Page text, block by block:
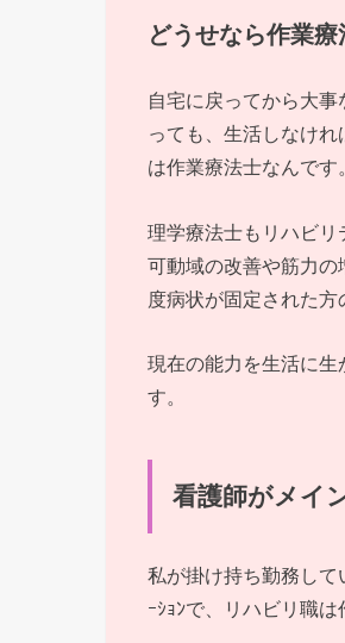
どうせなら作業療
自宅に戻ってから大
っても、生活しなけ
は作業療法士なんです。
理学療法士もリハビ
可動域の改善や筋力
度病状が固定された
現在の能力を生活に
す。
看護師がメイ
私が掛け持ち勤務し
ｰｼｮﾝで、リハビリ職